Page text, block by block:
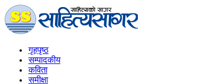
गृहपृष्‍ठ
सम्पादकीय
कविता
समीक्षा